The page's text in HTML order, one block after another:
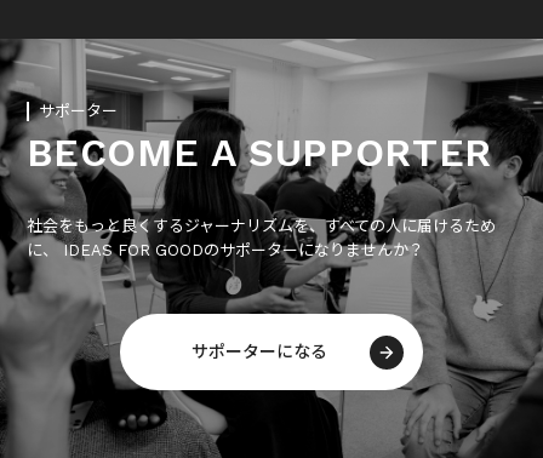
サポーター
BECOME A SUPPORTER
社会をもっと良くするジャーナリズムを、すべての人に届けるため
に、 IDEAS FOR GOODのサポーターになりませんか？
サポーターになる